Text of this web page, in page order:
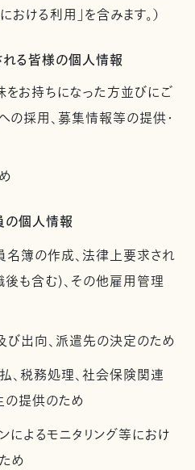
おける利用」を含みます。）
る皆様の個人情報
をお持ちになった方並びにご
の採用、募集情報等の提供・
の個人情報
名簿の作成、法律上要求され
も含む)、その他雇用管理
び出向、派遣先の決定のため
、税務処理、社会保険関連
の提供のため
によるモニタリング等におけ
め